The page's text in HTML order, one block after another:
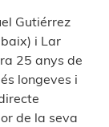
Gutiérrez
i Lar
25 anys de
longeves i
de la seva